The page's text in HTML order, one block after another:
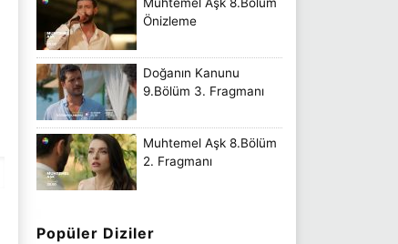
Önizleme
Doğanın Kanunu
9.Bölüm 3. Fragmanı
Muhtemel Aşk 8.Bölüm
2. Fragmanı
Popüler Diziler